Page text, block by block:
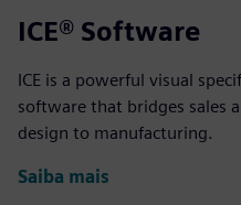
ICE® Software
ICE is a powerful visual
software that bridges sales
design to manufacturing.
Saiba mais